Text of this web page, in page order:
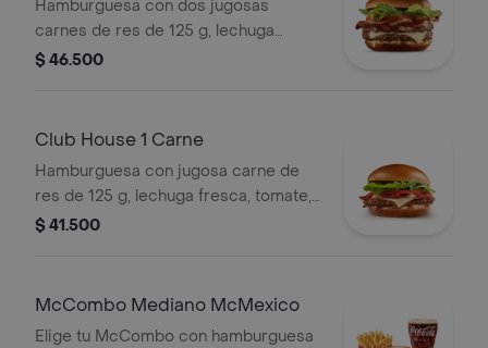
Hamburguesa con dos jugosas
carnes de res de 125 g, lechuga
fresca, tomate, cebolla grillada,
suave tipo Brioche.
$ 46.500
Club House 1 Carne
Hamburguesa con jugosa carne de
res de 125 g, lechuga fresca, tomate,
cebolla grillada, tocineta ahumada,
$ 41.500
McCombo Mediano McMexico
Elige tu McCombo con hamburguesa